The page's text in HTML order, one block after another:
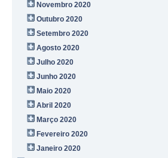
Novembro 2020
Outubro 2020
Setembro 2020
Agosto 2020
Julho 2020
Junho 2020
Maio 2020
Abril 2020
Março 2020
Fevereiro 2020
Janeiro 2020